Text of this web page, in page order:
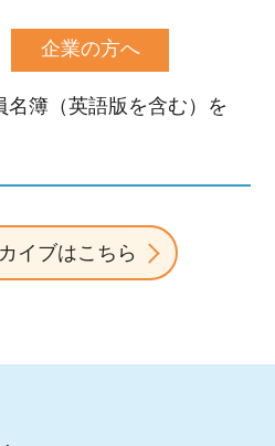
企業の方へ
簿（英語版を含む）を
イブはこちら